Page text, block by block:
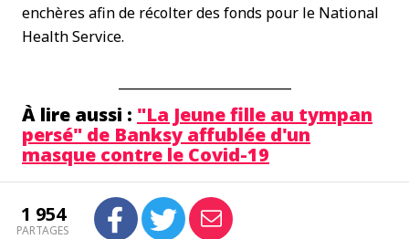
enchères afin de récolter des fonds pour le National
Health Service.
À lire aussi : "La Jeune fille au tympan
persé" de Banksy affublée d'un
masque contre le Covid-19
1 954
PARTAGES